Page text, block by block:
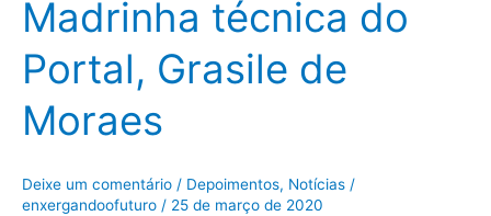
Madrinha técnica do
Portal, Grasile de
Moraes
Deixe um comentário / Depoimentos, Notícias /
enxergandoofuturo / 25 de março de 2020